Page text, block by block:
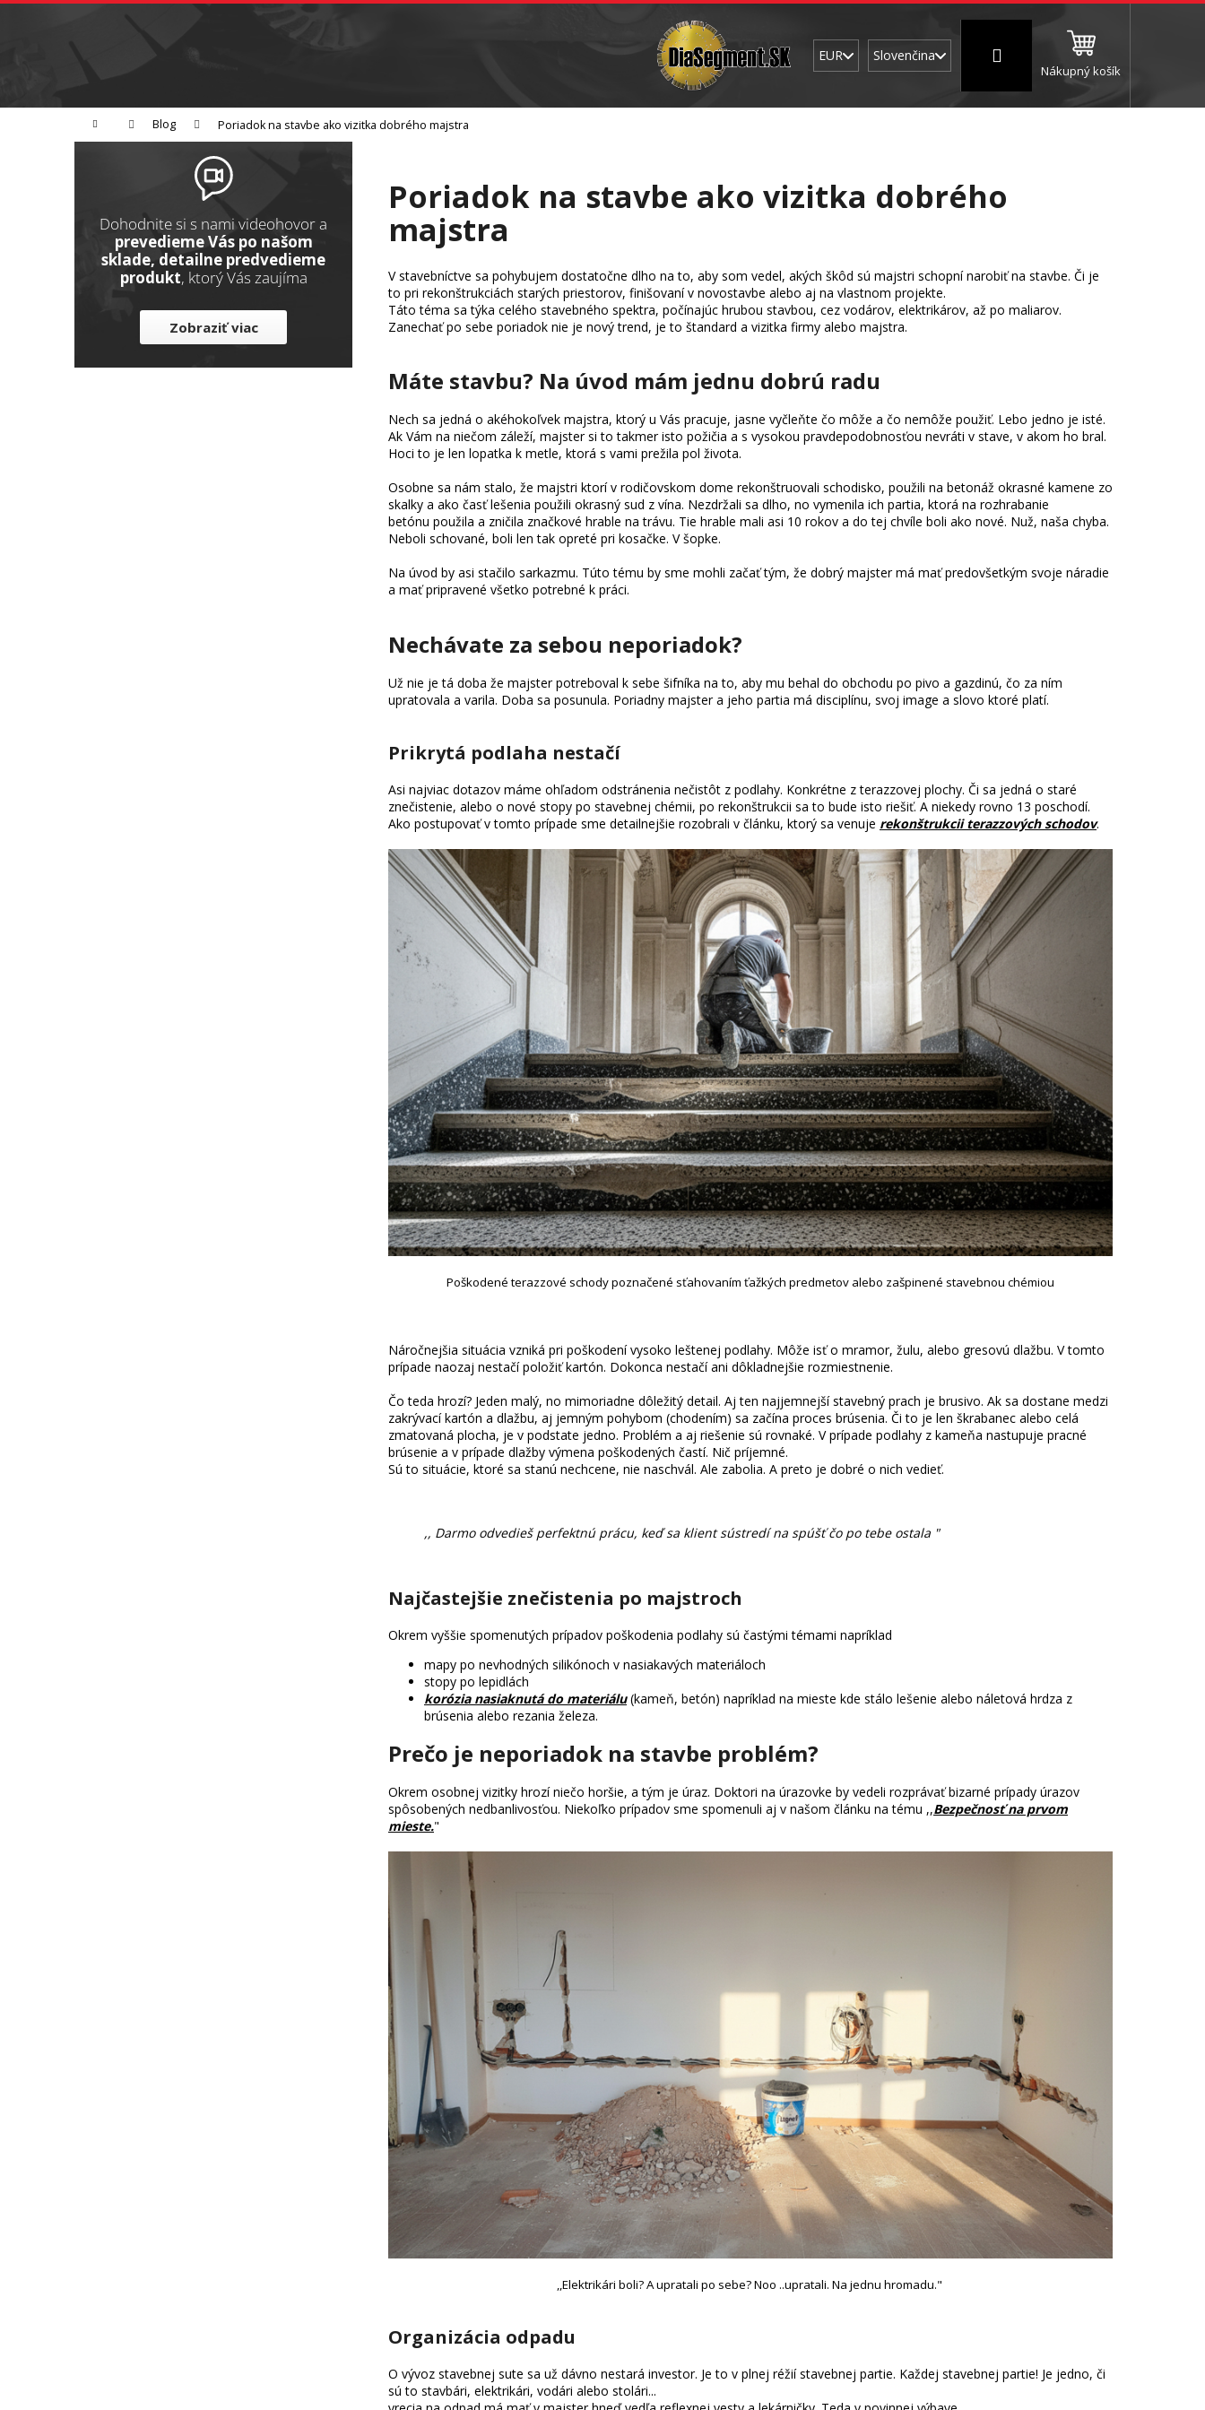
Prejsť
Brúsne telieska a sochárske nástroje Brúsne a leštiace valce
EUR Slovenčina Prihlásenie
Nákupný košík
Domov Blog Poriadok na stavbe ako vizitka dobrého majstra
B
l
Dohodnite si s nami videohovor a
prevedieme Vás po našom
sklade, detailne predvedieme
produkt, ktorý Vás zaujíma
Zobraziť viac
Poriadok na stavbe ako vizitka dobrého
majstra
V stavebníctve sa pohybujem dostatočne dlho na to, aby som vedel, akých škôd sú majstri schopní narobiť na stavbe. Či je
to pri rekonštrukciách starých priestorov, finišovaní v novostavbe alebo aj na vlastnom projekte.
Táto téma sa týka celého stavebného spektra, počínajúc hrubou stavbou, cez vodárov, elektrikárov, až po maliarov.
Zanechať po sebe poriadok nie je nový trend, je to štandard a vizitka firmy alebo majstra.
Máte stavbu? Na úvod mám jednu dobrú radu
Nech sa jedná o akéhokoľvek majstra, ktorý u Vás pracuje, jasne vyčleňte čo môže a čo nemôže použiť. Lebo jedno je isté.
Ak Vám na niečom záleží, majster si to takmer isto požičia a s vysokou pravdepodobnosťou nevráti v stave, v akom ho bral.
Hoci to je len lopatka k metle, ktorá s vami prežila pol života.
Osobne sa nám stalo, že majstri ktorí v rodičovskom dome rekonštruovali schodisko, použili na betonáž okrasné kamene zo
skalky a ako časť lešenia použili okrasný sud z vína. Nezdržali sa dlho, no vymenila ich partia, ktorá na rozhrabanie
betónu použila a zničila značkové hrable na trávu. Tie hrable mali asi 10 rokov a do tej chvíle boli ako nové. Nuž, naša chyba.
Neboli schované, boli len tak opreté pri kosačke. V šopke.
Na úvod by asi stačilo sarkazmu. Túto tému by sme mohli začať tým, že dobrý majster má mať predovšetkým svoje náradie
a mať pripravené všetko potrebné k práci.
Nechávate za sebou neporiadok?
Už nie je tá doba že majster potreboval k sebe šifníka na to, aby mu behal do obchodu po pivo a gazdinú, čo za ním
upratovala a varila. Doba sa posunula. Poriadny majster a jeho partia má disciplínu, svoj image a slovo ktoré platí.
Prikrytá podlaha nestačí
Asi najviac dotazov máme ohľadom odstránenia nečistôt z podlahy. Konkrétne z terazzovej plochy. Či sa jedná o staré
znečistenie, alebo o nové stopy po stavebnej chémii, po rekonštrukcii sa to bude isto riešiť. A niekedy rovno 13 poschodí.
Ako postupovať v tomto prípade sme detailnejšie rozobrali v článku, ktorý sa venuje rekonštrukcii terazzových schodov.
Poškodené terazzové schody poznačené sťahovaním ťažkých predmetov alebo zašpinené stavebnou chémiou
Náročnejšia situácia vzniká pri poškodení vysoko leštenej podlahy. Môže isť o mramor, žulu, alebo gresovú dlažbu. V tomto
prípade naozaj nestačí položiť kartón. Dokonca nestačí ani dôkladnejšie rozmiestnenie.
Čo teda hrozí? Jeden malý, no mimoriadne dôležitý detail. Aj ten najjemnejší stavebný prach je brusivo. Ak sa dostane medzi
zakrývací kartón a dlažbu, aj jemným pohybom (chodením) sa začína proces brúsenia. Či to je len škrabanec alebo celá
zmatovaná plocha, je v podstate jedno. Problém a aj riešenie sú rovnaké. V prípade podlahy z kameňa nastupuje pracné
brúsenie a v prípade dlažby výmena poškodených častí. Nič príjemné.
Sú to situácie, ktoré sa stanú nechcene, nie naschvál. Ale zabolia. A preto je dobré o nich vedieť.
,, Darmo odvedieš perfektnú prácu, keď sa klient sústredí na spúšť čo po tebe ostala "
Najčastejšie znečistenia po majstroch
Okrem vyššie spomenutých prípadov poškodenia podlahy sú častými témami napríklad
mapy po nevhodných silikónoch v nasiakavých materiáloch
stopy po lepidlách
korózia nasiaknutá do materiálu(kameň, betón) napríklad na mieste kde stálo lešenie alebo náletová hrdza z
brúsenia alebo rezania železa.
Prečo je neporiadok na stavbe problém?
Okrem osobnej vizitky hrozí niečo horšie, a tým je úraz. Doktori na úrazovke by vedeli rozprávať bizarné prípady úrazov
spôsobených nedbanlivosťou. Niekoľko prípadov sme spomenuli aj v našom článku na tému ,,Bezpečnosť na prvom
mieste."
,,Elektrikári boli? A upratali po sebe? Noo ..upratali. Na jednu hromadu."
Organizácia odpadu
O vývoz stavebnej sute sa už dávno nestará investor. Je to v plnej réžií stavebnej partie. Každej stavebnej partie! Je jedno, či
sú to stavbári, elektrikári, vodári alebo stolári...
K
k
Odporúčame